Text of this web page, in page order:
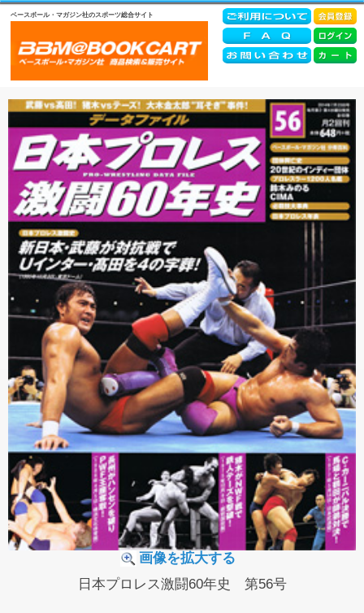
ベースボール・マガジン社のスポーツ総合サイト
画像を拡大する
日本プロレス激闘60年史 第56号